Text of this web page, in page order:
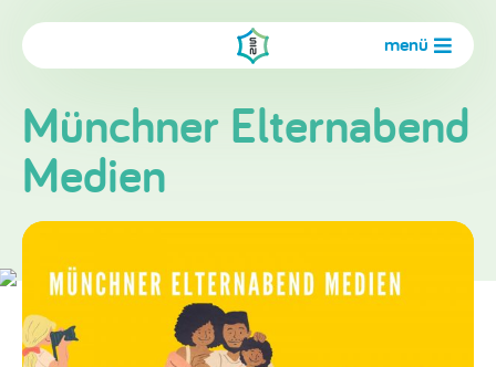
menü
Münchner Elternabend
Medien